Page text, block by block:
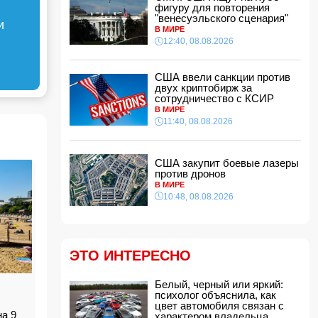
9
11:32, 08.08.2026
В ФИФА прокомментировали обвинения
Инфантино в спонсировании любовницы
СМИ: Пентагон закупит лазерные
противодроновые установки на 400 млн
долларов
11:28, 08.08.2026
Миру грозит дефицит важнейшего продукта
11:24, 08.08.2026
Анна Седокова отреагировала на статус
"черной вдовы"
11:22, 08.08.2026
Президент Пакистана принял посла
землетрясение
Премьер-министр Армении: В ближайшее
время мы приступим к практической
реализации проекта TRIPP
фигуру для повторения
"венесуэльского сценария"
В МИРЕ
12:40, 08.08.2026
США ввели санкции против
двух криптобирж за
сотрудничество с КСИР
В МИРЕ
11:40, 08.08.2026
США закупит боевые лазеры
против дронов
В МИРЕ
10:48, 08.08.2026
ЭТО ИНТЕРЕСНО
Белый, черный или яркий:
психолог объяснила, как
цвет автомобиля связан с